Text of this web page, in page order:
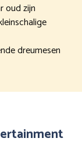
oud zijn
dreumesen